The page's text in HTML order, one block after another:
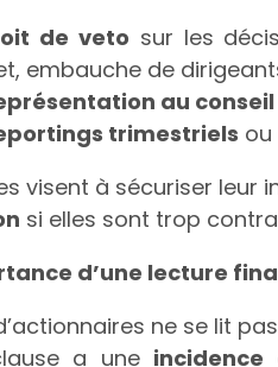
de veto sur les
embauche de
au
trimestriels
visent à sécuriser leur
si elles sont trop
d’une lecture
ne se lit
a une incidence